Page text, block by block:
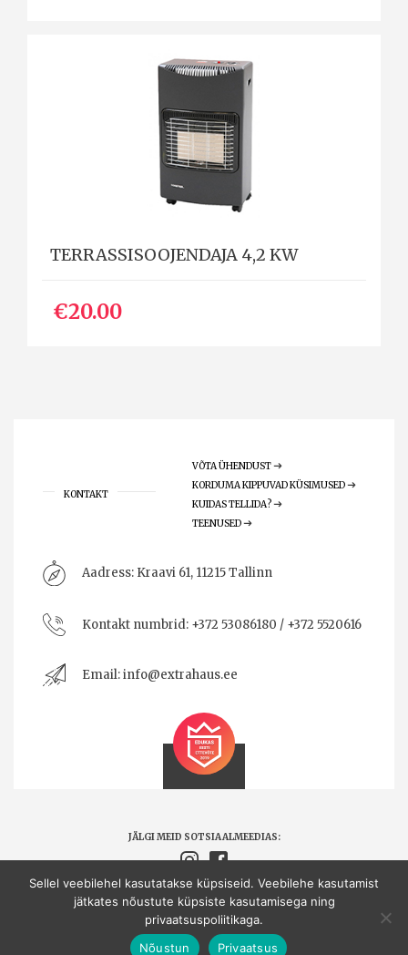
TERRASSISOOJENDAJA 4,2 KW
€20.00
KONTAKT
VÕTA ÜHENDUST
KORDUMA KIPPUVAD KÜSIMUSED
KUIDAS TELLIDA?
TEENUSED
Aadress: Kraavi 61, 11215 Tallinn
Kontakt numbrid: +372 53086180 / +372 5520616
Email:info@extrahaus.ee
Extrahaus OÜ © Kõik õigused kaitstud.
JÄLGI MEID SOTSIAALMEEDIAS:
Made byCAMO
Sellel veebilehel kasutatakse küpsiseid. Veebilehe kasutamist
jätkates nõustute küpsiste kasutamisega ning
privaatsuspoliitikaga.
Nõustun
Privaatsus